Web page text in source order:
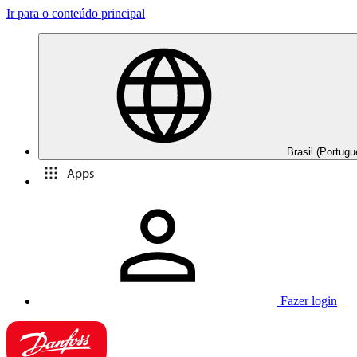
Ir para o conteúdo principal
Brasil
Apps
Fazer login